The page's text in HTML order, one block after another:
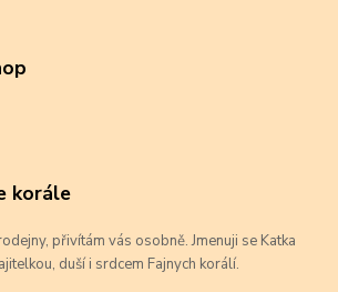
korále
přivítám vás osobně. Jmenuji se Katka
duší i srdcem Fajnych korálí.